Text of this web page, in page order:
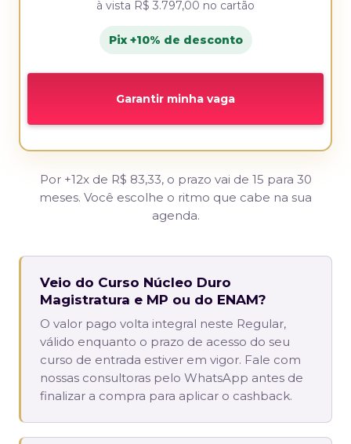
à vista R$ 3.797,00 no cartão
Pix +10% de desconto
Garantir minha vaga
Por +12x de R$ 83,33, o prazo vai de 15 para 30
meses. Você escolhe o ritmo que cabe na sua
agenda.
Veio do Curso Núcleo Duro
Magistratura e MP ou do ENAM?
O valor pago volta integral neste Regular,
válido enquanto o prazo de acesso do seu
curso de entrada estiver em vigor. Fale com
nossas consultoras pelo WhatsApp antes de
finalizar a compra para aplicar o cashback.